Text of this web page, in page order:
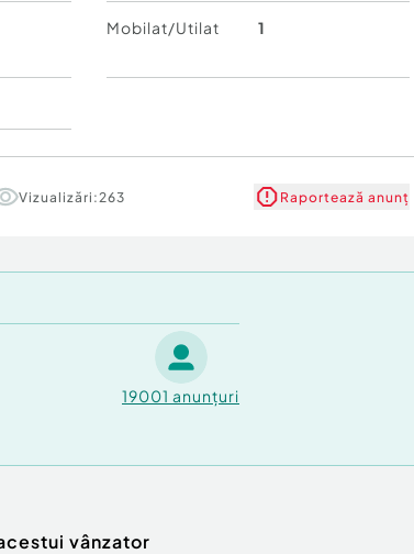
Mobilat/Utilat 1
Vizualizări: 263 Raportează anunț
19001 anunțuri
vânzator